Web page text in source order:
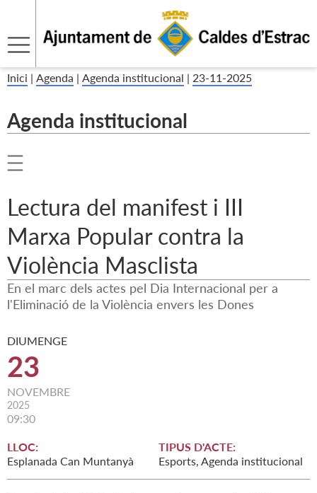
Inici | Agenda | Agenda institucional | 23-11-2025
Agenda institucional
Lectura del manifest i III
Marxa Popular contra la
Violència Masclista
En el marc dels actes pel Dia Internacional per a
l'Eliminació de la Violència envers les Dones
DIUMENGE
23
NOVEMBRE
2025
09:30
LLOC:
Esplanada Can Muntanyà
TIPUS D'ACTE:
Esports, Agenda institucional